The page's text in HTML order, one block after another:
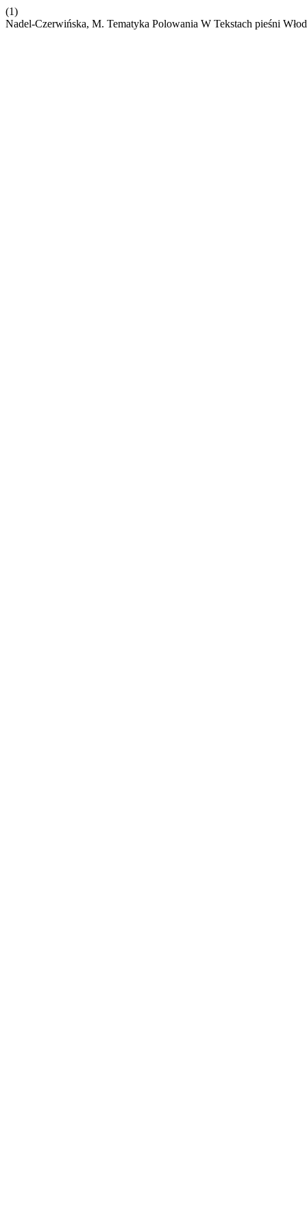
(1)
Nadel-Czerwińska, M. Tematyka Polowania W Tekstach pieśni